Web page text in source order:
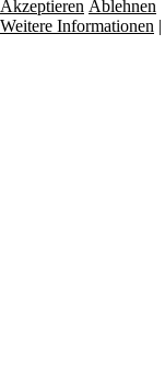
Akzeptieren Ablehnen
Weitere Informationen |